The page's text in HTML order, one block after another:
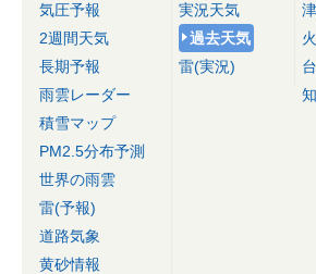
気圧予報
2週間天気
長期予報
雨雲レーダー
積雪マップ
PM2.5分布予測
世界の雨雲
雷(予報)
道路気象
黄砂情報
実況天気
過去天気
雷(実況)